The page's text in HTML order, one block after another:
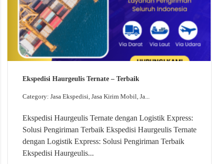
Ekspedisi Haurgeulis Ternate – Terbaik
Category: Jasa Ekspedisi, Jasa Kirim Mobil, Ja...
Ekspedisi Haurgeulis Ternate dengan Logistik Express:
Solusi Pengiriman Terbaik Ekspedisi Haurgeulis Ternate
dengan Logistik Express: Solusi Pengiriman Terbaik
Ekspedisi Haurgeulis...